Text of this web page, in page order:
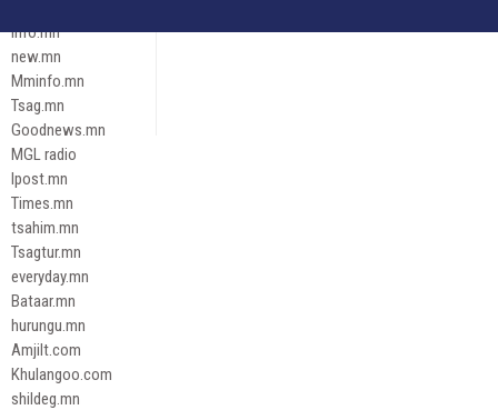
info.mn
new.mn
Mminfo.mn
Tsag.mn
Goodnews.mn
MGL radio
Ipost.mn
Times.mn
tsahim.mn
Tsagtur.mn
everyday.mn
Bataar.mn
hurungu.mn
Amjilt.com
Khulangoo.com
shildeg.mn